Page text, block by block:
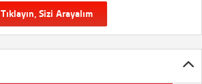
Tıklayın, Sizi Arayalım